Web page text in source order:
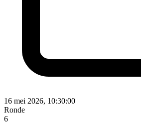
16 mei 2026, 10:30:00
Ronde
6